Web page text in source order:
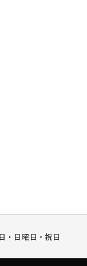
・日曜日・祝日